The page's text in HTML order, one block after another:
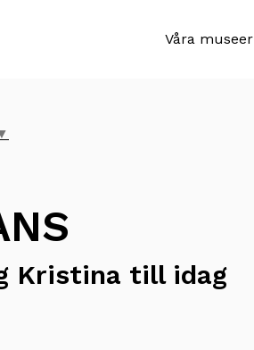
Våra museer
Kristina till idag